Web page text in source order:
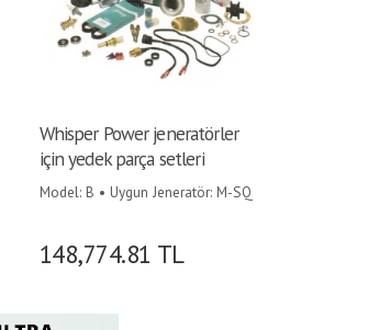
Whisper Power jeneratörler
için yedek parça setleri
Model: B • Uygun Jeneratör: M-SQ
148,774.81 TL